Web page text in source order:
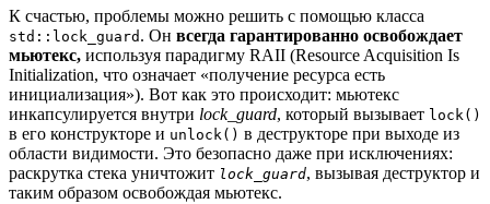
К счастью, проблемы можно решить с помощью класса
std::lock_guard . Он всегда гарантированно освобождает
мьютекс, используя парадигму RAII (Resource Acquisition Is
Initialization, что означает «получение ресурса есть
инициализация»). Вот как это происходит: мьютекс
инкапсулируется внутри lock_guard, который вызывает lock()
в его конструкторе и unlock() в деструкторе при выходе из
области видимости. Это безопасно даже при исключениях:
раскрутка стека уничтожит lock_guard, вызывая деструктор и
таким образом освобождая мьютекс.